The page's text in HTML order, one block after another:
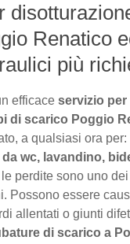
Renatico
più
efficaceservizio
di scarico Poggio
a qualsiasi ora per:
wc, lavandino,
le perdite sono uno
Possono essere
allentati o giunti
di scarico a